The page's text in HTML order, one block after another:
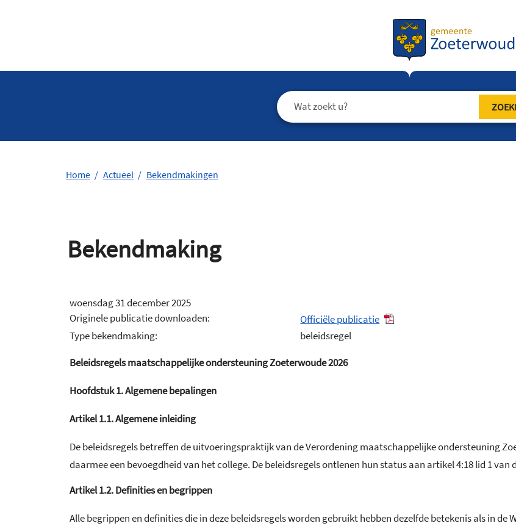
Home Actueel Bekendmakingen
Bekendmaking
woensdag 31 december 2025
Originele publicatie downloaden:
Officiële publicatie
Type bekendmaking:
beleidsregel
Beleidsregels maatschappelijke ondersteuning Zoeterwoude 2026
Hoofdstuk1.Algemene bepalingen
Artikel1.1.Algemene inleiding
De beleidsregels betreffen de uitvoeringspraktijk van de Verordening maatschappelijke ondersteuning
daarmee een bevoegdheid van het college. De beleidsregels ontlenen hun status aan artikel 4:18 lid 1 van
Artikel1.2.Definities en begrippen
Alle begrippen en definities die in deze beleidsregels worden gebruikt hebben dezelfde betekenis als in